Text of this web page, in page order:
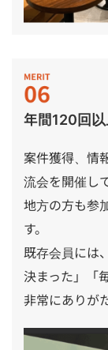
年間120回
案件獲得、情
流会を開催し
地方の方も参
す。
既存会員には
決まった」「
非常にありが